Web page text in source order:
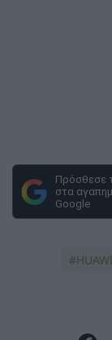
Πρόσθεσε
στα
Google